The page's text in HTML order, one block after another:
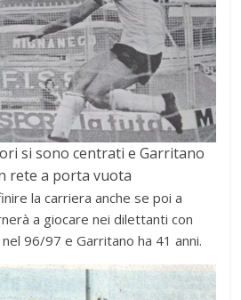
si sono centrati e Garritano
rete a porta vuota
la carriera anche se poi a
a giocare nei dilettanti con
96/97 e Garritano ha 41 anni.